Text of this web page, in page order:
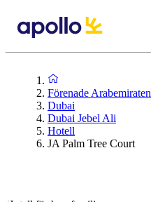
Förenade Arabemiraten
Dubai
Dubai Jebel Ali
Hotell
JA Palm Tree Court